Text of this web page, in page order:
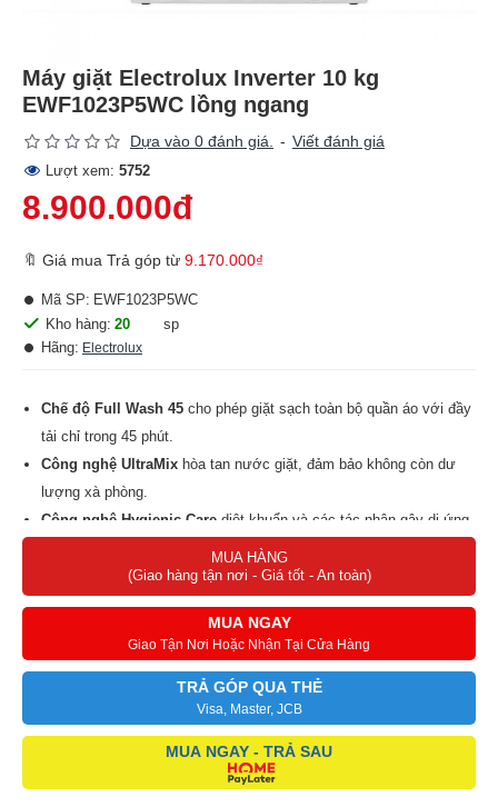
Máy giặt Electrolux Inverter 10 kg
EWF1023P5WC lồng ngang
Dựa vào 0 đánh giá. - Viết đánh giá
Lượt xem: 5752
8.900.000đ
🔖 Giá mua Trả góp từ 9.170.000₫
Kho hàng: 20
sp
Hãng: Electrolux
Mã SP: EWF1023P5WC
Chế độ Full Wash 45 cho phép giặt sạch toàn bộ quần áo với đầy
tải chỉ trong 45 phút.
Công nghệ UltraMix hòa tan nước giặt, đảm bảo không còn dư
lượng xà phòng.
Công nghệ Hygienic Care diệt khuẩn và các tác nhân gây dị ứng.
sử dụng nước nóng để giặt chuyên sâu, mang lại
hiệu quả diệt khuẩn vượt trội.
Công nghệ EcoInverterhoạt động êm ái, giảm độ rung lắc, tiết
Máy giặt cửa trước 10 kglý tưởng cho gia đình từ 5 đến 7 thành
MUA HÀNG
(Giao hàng tận nơi - Giá tốt - An toàn)
MUA NGAY
Giao Tận Nơi Hoặc Nhận Tại Cửa Hàng
TRẢ GÓP QUA THẺ
Visa, Master, JCB
MUA NGAY - TRẢ SAU